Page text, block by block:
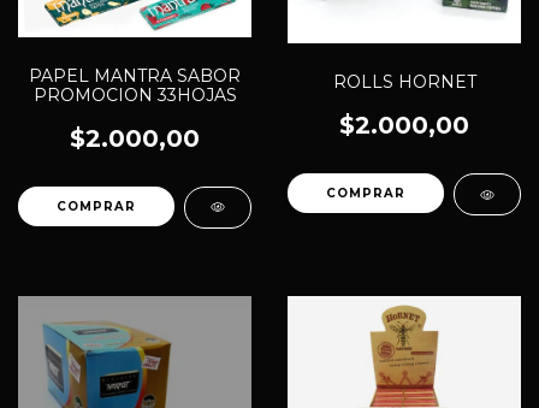
PAPEL MANTRA SABOR
PROMOCION 33HOJAS
$2.000,00
ROLLS HORNET
$2.000,00